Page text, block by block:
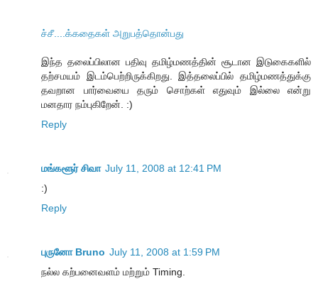
ச்சீ....க்கதைகள் அறுபத்தொன்பது
இந்த தலைப்பிலான பதிவு தமிழ்மணத்தின் சூடான இடுகைகளில்
தற்சமயம் இடம்பெற்றிருக்கிறது. இத்தலைப்பில் தமிழ்மணத்துக்கு
தவறான பார்வையை தரும் சொற்கள் எதுவும் இல்லை என்று
மனதார நம்புகிறேன். :)
Reply
மங்களூர் சிவா July 11, 2008 at 12:41 PM
:)
Reply
புருனோ Bruno July 11, 2008 at 1:59 PM
நல்ல கற்பனைவளம் மற்றும் Timing.